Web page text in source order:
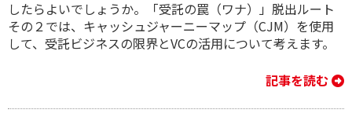
したらよいでしょうか。「受託の罠（ワナ）」脱出ルート
その２では、キャッシュジャーニーマップ（CJM）を使用
して、受託ビジネスの限界とVCの活用について考えます。
記事を読む